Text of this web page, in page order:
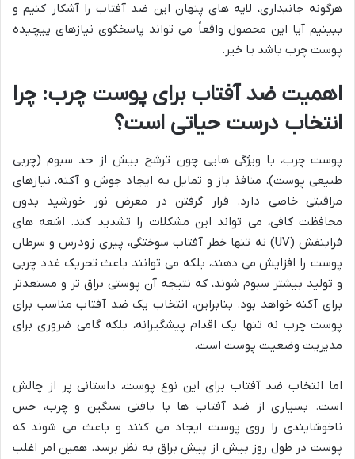
هرگونه جانبداری، لایه های پنهان این ضد آفتاب را آشکار کنیم و
ببینیم آیا این محصول واقعاً می تواند پاسخگوی نیازهای پیچیده
پوست چرب باشد یا خیر.
اهمیت ضد آفتاب برای پوست چرب: چرا
انتخاب درست حیاتی است؟
پوست چرب، با ویژگی هایی چون ترشح بیش از حد سبوم (چربی
طبیعی پوست)، منافذ باز و تمایل به ایجاد جوش و آکنه، نیازهای
مراقبتی خاصی دارد. قرار گرفتن در معرض نور خورشید بدون
محافظت کافی، می تواند این مشکلات را تشدید کند. اشعه های
فرابنفش (UV) نه تنها خطر آفتاب سوختگی، پیری زودرس و سرطان
پوست را افزایش می دهند، بلکه می توانند باعث تحریک غدد چربی
و تولید بیشتر سبوم شوند، که نتیجه آن پوستی براق تر و مستعدتر
برای آکنه خواهد بود. بنابراین، انتخاب یک ضد آفتاب مناسب برای
پوست چرب نه تنها یک اقدام پیشگیرانه، بلکه گامی ضروری برای
مدیریت وضعیت پوست است.
اما انتخاب ضد آفتاب برای این نوع پوست، داستانی پر از چالش
است. بسیاری از ضد آفتاب ها با بافتی سنگین و چرب، حس
ناخوشایندی را روی پوست ایجاد می کنند و باعث می شوند که
پوست در طول روز بیش از پیش براق به نظر برسد. همین امر اغلب